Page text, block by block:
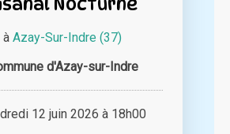
à Azay-Sur-Indre (37)
d'Azay-sur-Indre
12 juin 2026 à 18h00